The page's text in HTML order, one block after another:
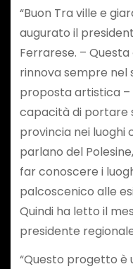
“Buon Tra ville e
augurato il
Ferrarese. –
rinnova sempre nel
proposta artistica –
capacità di portare
provincia nei luoghi
parlano del
far conoscere i
palcoscenico alle
Quindi ha letto il
presidente
“Questo progetto è